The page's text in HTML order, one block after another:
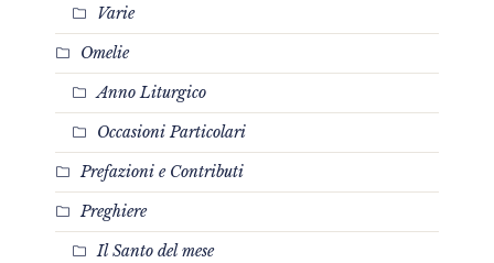
Varie
Omelie
Anno Liturgico
Occasioni Particolari
Prefazioni e Contributi
Preghiere
Il Santo del mese